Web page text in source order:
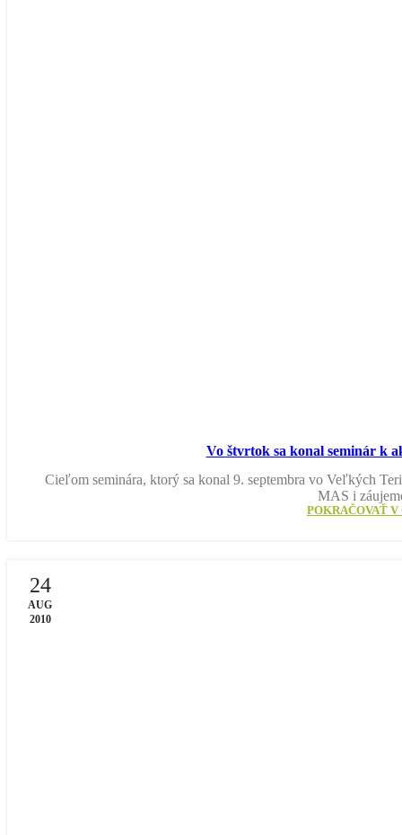
Vo štvrtok sa konal seminár k
Cieľom seminára, ktorý sa konal 9. septembra vo Veľkých
MAS i
POKRAČOVAŤ
24
AUG
2010